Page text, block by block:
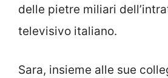
delle pietre miliari
televisivo italiano.
Sara, insieme alle sue